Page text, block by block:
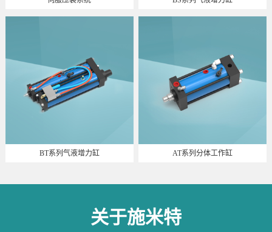
BT系列气液增力缸 AT系列分体工作缸
关于施米特